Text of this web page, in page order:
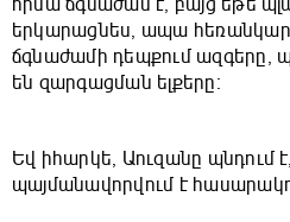
հիմա ճգնաժամ է, բայց եթե
երկարացնես, ապա
ճգնաժամի դեպքում ազգերը,
են զարգացման ելքերը։
Եվ իհարկե, Աուզանը պնդում
պայմանավորվում է